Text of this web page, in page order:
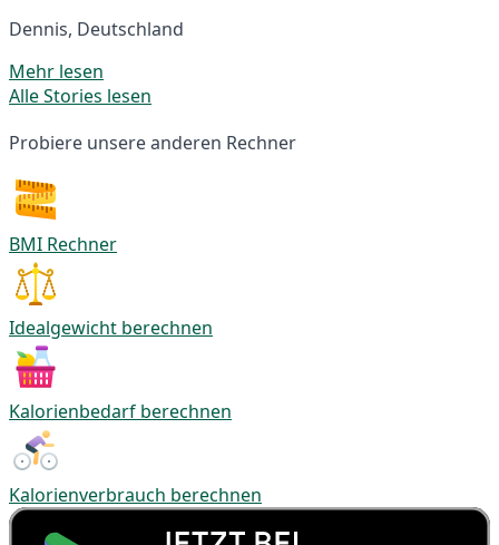
Dennis, Deutschland
Mehr lesen
Alle Stories lesen
Probiere unsere anderen Rechner
BMI Rechner
Idealgewicht berechnen
Kalorienbedarf berechnen
Kalorienverbrauch berechnen